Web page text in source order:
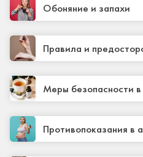
Обоняние и запахи
Правила и
ароматерапии
Меры безопасности
Противопоказания в